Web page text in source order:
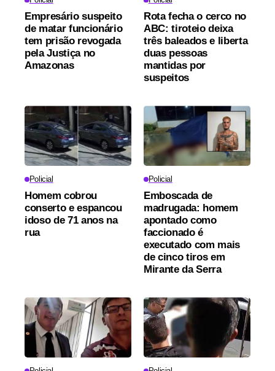
Empresário suspeito
de matar funcionário
tem prisão revogada
pela Justiça no
Amazonas
Rota fecha o cerco no
ABC: tiroteio deixa
três baleados e liberta
duas pessoas
mantidas por
suspeitos
Policial
Homem cobrou
conserto e espancou
idoso de 71 anos na
rua
Policial
Emboscada de
madrugada: homem
apontado como
faccionado é
executado com mais
de cinco tiros em
Mirante da Serra